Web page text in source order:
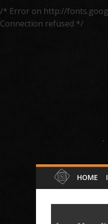
/* Error on http://
Connection refused */
HOME